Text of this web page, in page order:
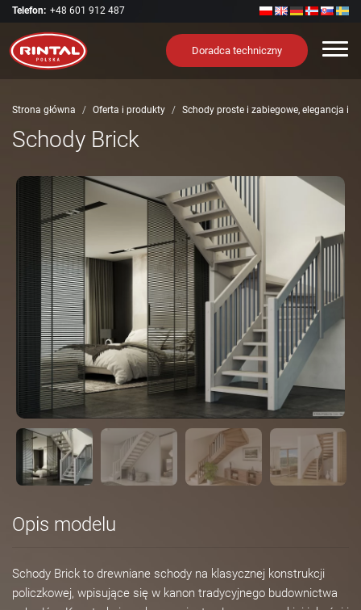
Telefon: +48 601 912 487
Doradca techniczny
Strona główna Oferta i produkty Schody proste i zabiegowe, elegancja i
Schody Brick
Opis modelu
Schody Brick to drewniane schody na klasycznej konstrukcji
policzkowej, wpisujące się w kanon tradycyjnego budownictwa